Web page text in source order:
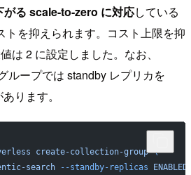
がる scale-to-zero に対応している
トを抑えられます。コスト上限を抑
は 2 に設定しました。なお、
ループでは standby レプリカを
ります。
create-collection-group \
search --standby-replicas ENABLED